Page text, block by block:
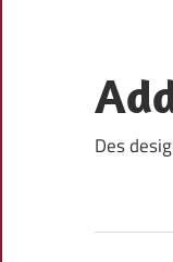
content
Des